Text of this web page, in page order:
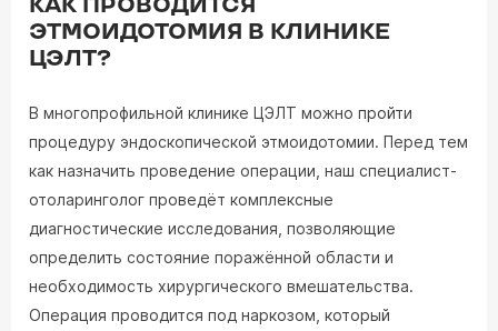
КАК ПРОВОДИТСЯ
ЭТМОИДОТОМИЯ В КЛИНИКЕ
ЦЭЛТ?
В многопрофильной клинике ЦЭЛТ можно пройти
процедуру эндоскопической этмоидотомии. Перед тем
как назначить проведение операции, наш специалист-
отоларинголог проведёт комплексные
диагностические исследования, позволяющие
определить состояние поражённой области и
необходимость хирургического вмешательства.
Операция проводится под наркозом, который